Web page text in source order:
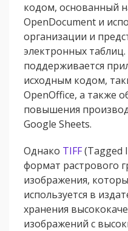
кодом, основанный
OpenDocument и
организации и
электронных
поддерживается
исходным кодом,
OpenOffice, а также
повышения
Google Sheets.
Однако TIFF(Tagged
формат растрового
изображения,
используется в
хранения
изображений с